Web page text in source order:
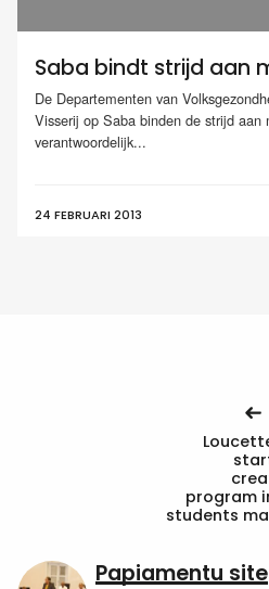
Saba bindt strijd aan
De Departementen van
Visserij op Saba binden de strijd aan
verantwoordelijk...
24 FEBRUARI 2013
program
students
Papiamentu site